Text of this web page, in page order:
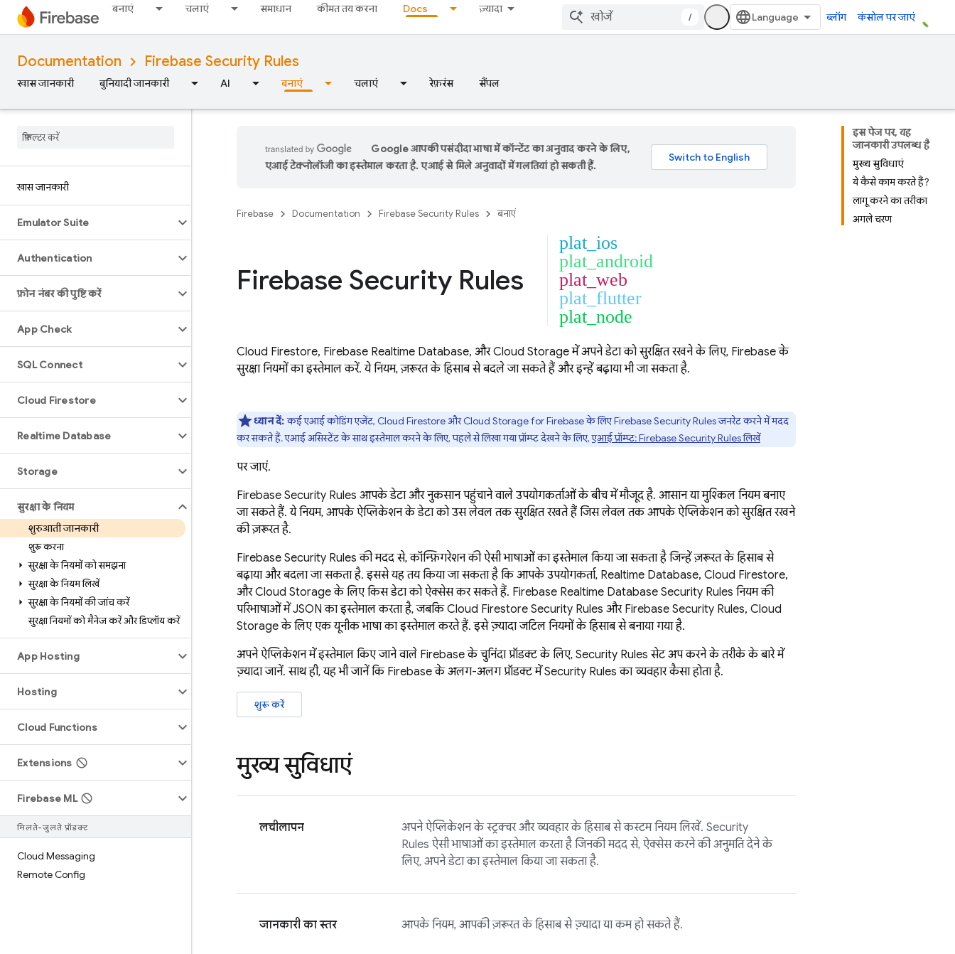
बनाएं चलाएं समाधान कीमत तय करना Docs ज़्यादा
/ ब्लॉग कंसोल पर जाएं
Documentation Firebase Security Rules
खास जानकारी बुनियादी जानकारी AI बनाएं चलाएं रेफ़रंस सैंपल
खास जानकारी
Emulator Suite
Authentication
फ़ोन नंबर की पुष्टि करें
App Check
SQL Connect
Cloud Firestore
Realtime Database
Storage
सुरक्षा के नियम
शुरुआती जानकारी
शुरू करना
सुरक्षा के नियमों को समझना
सुरक्षा के नियम लिखें
सुरक्षा के नियमों की जांच करें
सुरक्षा नियमों को मैनेज करें और डिप्लॉय करें
App Hosting
Hosting
Cloud Functions
Extensions
Firebase ML
मिलते-जुलते प्रॉडक्ट
Cloud Messaging
Remote Config
इस पेज पर, यह
जानकारी उपलब्ध है
मुख्य सुविधाएं
ये कैसे काम करते हैं?
लागू करने का तरीका
अगले चरण
Google आपकी पसंदीदा भाषा में कॉन्टेंट का अनुवाद करने के लिए,
एआई टेक्नोलॉजी का इस्तेमाल करता है. एआई से मिले अनुवादों में गलतियां हो सकती हैं.
Firebase Documentation Firebase Security Rules बनाएं
Firebase Security Rules
plat_ios
plat_android
plat_web
plat_flutter
plat_node
Cloud Firestore, Firebase Realtime Database, औरCloud Storageमें अपने डेटा को सुरक्षित रखने के लिए, Firebase के
सुरक्षा नियमों का इस्तेमाल करें. ये नियम, ज़रूरत के हिसाब से बदले जा सकते हैं और इन्हें बढ़ाया भी जा सकता है.
ध्यान दें:कई एआई कोडिंग एजेंट, Cloud FirestoreऔरCloud Storage for Firebaseके लिएFirebase Security Rulesजनरेट करने में मदद
कर सकते हैं. एआई असिस्टेंट के साथ इस्तेमाल करने के लिए, पहले से लिखा गया प्रॉम्प्ट देखने के लिए,एआई प्रॉम्प्ट:Firebase Security Rulesलिखें
पर जाएं.
Firebase Security Rules आपके डेटा और नुकसान पहुंचाने वाले उपयोगकर्ताओं के बीच में मौजूद है. आसान या मुश्किल नियम बनाए
जा सकते हैं. ये नियम, आपके ऐप्लिकेशन के डेटा को उस लेवल तक सुरक्षित रखते हैं जिस लेवल तक आपके ऐप्लिकेशन को सुरक्षित रखने
की ज़रूरत है.
Firebase Security Rules की मदद से, कॉन्फ़िगरेशन की ऐसी भाषाओं का इस्तेमाल किया जा सकता है जिन्हें ज़रूरत के हिसाब से
बढ़ाया और बदला जा सकता है. इससे यह तय किया जा सकता है कि आपके उपयोगकर्ता, Realtime Database, Cloud Firestore,
औरCloud Storageके लिए किस डेटा को ऐक्सेस कर सकते हैं. Firebase Realtime Database Security Rules नियम की
परिभाषाओं में JSON का इस्तेमाल करता है, जबकिCloud Firestore Security Rules और Firebase Security Rules, Cloud
Storageके लिए एक यूनीक भाषा का इस्तेमाल करते हैं. इसे ज़्यादा जटिल नियमों के हिसाब से बनाया गया है.
अपने ऐप्लिकेशन में इस्तेमाल किए जाने वाले Firebase के चुनिंदा प्रॉडक्ट के लिए, Security Rules सेट अप करने के तरीके के बारे में
ज़्यादा जानें. साथ ही, यह भी जानें कि Firebase के अलग-अलग प्रॉडक्ट मेंSecurity Rules का व्यवहार कैसा होता है.
शुरू करें
मुख्य सुविधाएं
लचीलापन अपने ऐप्लिकेशन के स्ट्रक्चर और व्यवहार के हिसाब से कस्टम नियम लिखें. Security
Rules ऐसी भाषाओं का इस्तेमाल करता है जिनकी मदद से, ऐक्सेस करने की अनुमति देने के
लिए, अपने डेटा का इस्तेमाल किया जा सकता है.
जानकारी का स्तर आपके नियम, आपकी ज़रूरत के हिसाब से ज़्यादा या कम हो सकते हैं.